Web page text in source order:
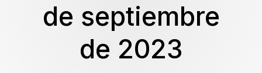
de septiembre
de 2023